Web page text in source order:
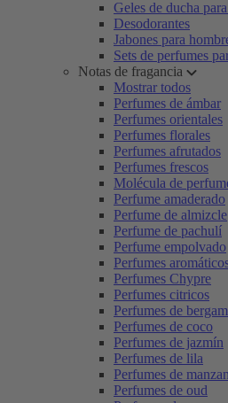
Geles de ducha
Desodorantes
Jabones para
Sets de perfumes
Notas de fragancia
Mostrar todos
Perfumes de ámbar
Perfumes orientales
Perfumes florales
Perfumes afrutados
Perfumes frescos
Molécula de
Perfume amaderado
Perfume de almizcle
Perfume de pachulí
Perfume empolvado
Perfumes
Perfumes Chypre
Perfumes citricos
Perfumes de
Perfumes de coco
Perfumes de jazmín
Perfumes de lila
Perfumes de
Perfumes de oud